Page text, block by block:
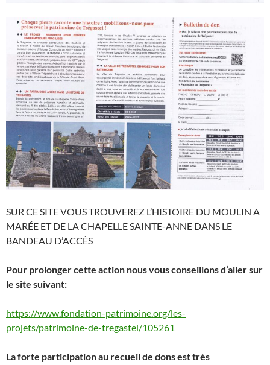
SUR CE SITE VOUS TROUVEREZ L’HISTOIRE DU MOULIN A
MARÉE ET DE LA CHAPELLE SAINTE-ANNE DANS LE
BANDEAU D’ACCÈS
Pour prolonger cette action nous vous conseillons d’aller sur
le site suivant:
https://www.fondation-patrimoine.org/les-
projets/patrimoine-de-tregastel/105261
La forte participation au recueil de dons est très